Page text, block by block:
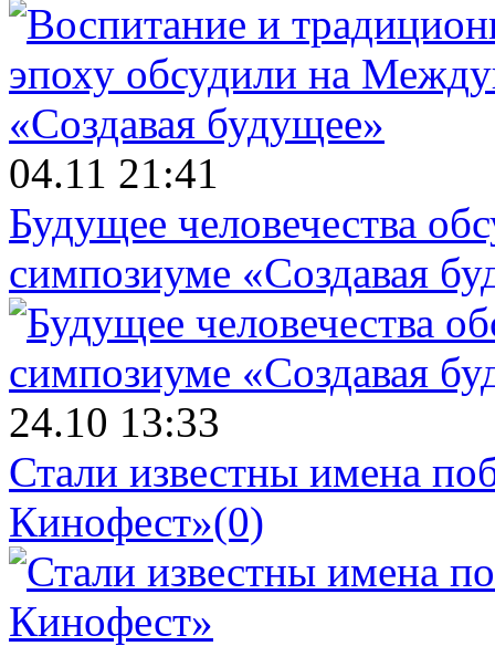
04.11 21:41
Будущее человечества
симпозиуме «Создавая
24.10 13:33
Стали известны имена
Кинофест»(0)